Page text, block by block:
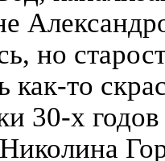
но
как-то
30-х